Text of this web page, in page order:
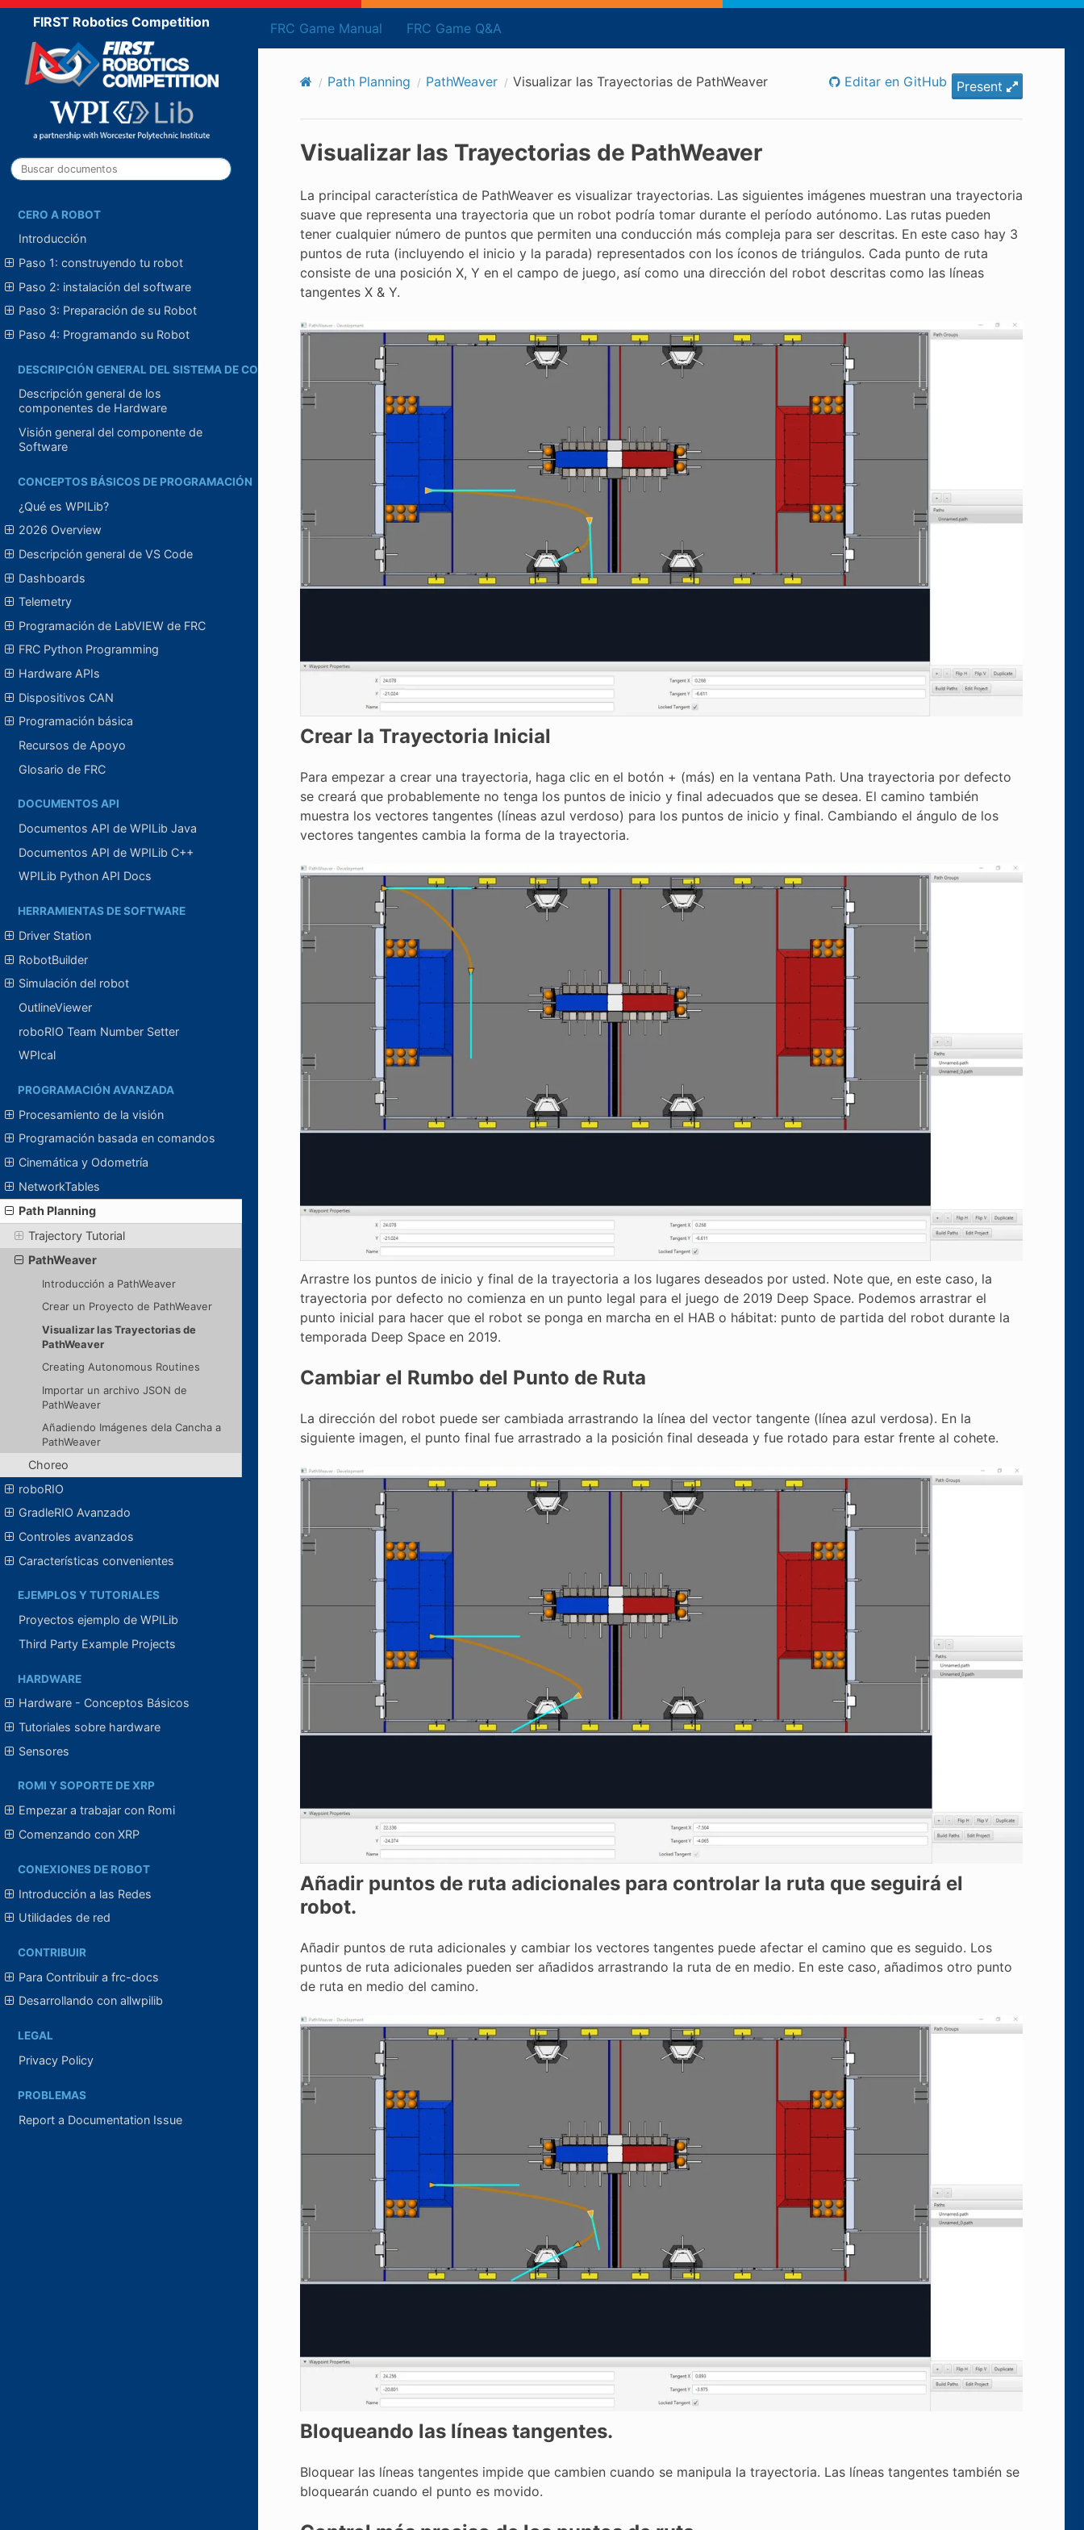
FRC Game Manual FRC Game Q&A
FIRST Robotics Competition
CERO A ROBOT
Introducción
Paso 1: construyendo tu robot
Paso 2: instalación del software
Paso 3: Preparación de su Robot
Paso 4: Programando su Robot
DESCRIPCIÓN GENERAL DEL SISTEMA DE CONTROL
Descripción general de los
componentes de Hardware
Visión general del componente de
Software
CONCEPTOS BÁSICOS DE PROGRAMACIÓN
¿Qué es WPILib?
2026 Overview
Descripción general de VS Code
Dashboards
Telemetry
Programación de LabVIEW de FRC
FRC Python Programming
Hardware APIs
Dispositivos CAN
Programación básica
Recursos de Apoyo
Glosario de FRC
DOCUMENTOS API
Documentos API de WPILib Java
Documentos API de WPILib C++
WPILib Python API Docs
HERRAMIENTAS DE SOFTWARE
Driver Station
RobotBuilder
Simulación del robot
OutlineViewer
roboRIO Team Number Setter
WPIcal
PROGRAMACIÓN AVANZADA
Procesamiento de la visión
Programación basada en comandos
Cinemática y Odometría
NetworkTables
Path Planning
Trajectory Tutorial
PathWeaver
Introducción a PathWeaver
Crear un Proyecto de PathWeaver
Visualizar las Trayectorias de
PathWeaver
Creating Autonomous Routines
Importar un archivo JSON de
PathWeaver
Añadiendo Imágenes dela Cancha a
PathWeaver
Choreo
roboRIO
GradleRIO Avanzado
Controles avanzados
Características convenientes
EJEMPLOS Y TUTORIALES
Proyectos ejemplo de WPILib
Third Party Example Projects
HARDWARE
Hardware - Conceptos Básicos
Tutoriales sobre hardware
Sensores
ROMI Y SOPORTE DE XRP
Empezar a trabajar con Romi
Comenzando con XRP
CONEXIONES DE ROBOT
Introducción a las Redes
Utilidades de red
CONTRIBUIR
Para Contribuir a frc-docs
Desarrollando con allwpilib
LEGAL
Privacy Policy
PROBLEMAS
Report a Documentation Issue
Path Planning PathWeaver Visualizar las Trayectorias de PathWeaver Present
Editar en GitHub
Visualizar las Trayectorias de PathWeaver
La principal característica de PathWeaver es visualizar trayectorias. Las siguientes imágenes muestran una trayectoria
suave que representa una trayectoria que un robot podría tomar durante el período autónomo. Las rutas pueden
tener cualquier número de puntos que permiten una conducción más compleja para ser descritas. En este caso hay 3
puntos de ruta (incluyendo el inicio y la parada) representados con los íconos de triángulos. Cada punto de ruta
consiste de una posición X, Y en el campo de juego, así como una dirección del robot descritas como las líneas
tangentes X & Y.
Crear la Trayectoria Inicial
Para empezar a crear una trayectoria, haga clic en el botón + (más) en la ventana Path. Una trayectoria por defecto
se creará que probablemente no tenga los puntos de inicio y final adecuados que se desea. El camino también
muestra los vectores tangentes (líneas azul verdoso) para los puntos de inicio y final. Cambiando el ángulo de los
vectores tangentes cambia la forma de la trayectoria.
Arrastre los puntos de inicio y final de la trayectoria a los lugares deseados por usted. Note que, en este caso, la
trayectoria por defecto no comienza en un punto legal para el juego de 2019 Deep Space. Podemos arrastrar el
punto inicial para hacer que el robot se ponga en marcha en el HAB o hábitat: punto de partida del robot durante la
temporada Deep Space en 2019.
Cambiar el Rumbo del Punto de Ruta
La dirección del robot puede ser cambiada arrastrando la línea del vector tangente (línea azul verdosa). En la
siguiente imagen, el punto final fue arrastrado a la posición final deseada y fue rotado para estar frente al cohete.
Añadir puntos de ruta adicionales para controlar la ruta que seguirá el
robot.
Añadir puntos de ruta adicionales y cambiar los vectores tangentes puede afectar el camino que es seguido. Los
puntos de ruta adicionales pueden ser añadidos arrastrando la ruta de en medio. En este caso, añadimos otro punto
de ruta en medio del camino.
Bloqueando las líneas tangentes.
Bloquear las líneas tangentes impide que cambien cuando se manipula la trayectoria. Las líneas tangentes también se
bloquearán cuando el punto es movido.